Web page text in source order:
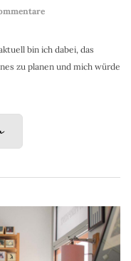
bin ich dabei, das
zu planen und mich würde